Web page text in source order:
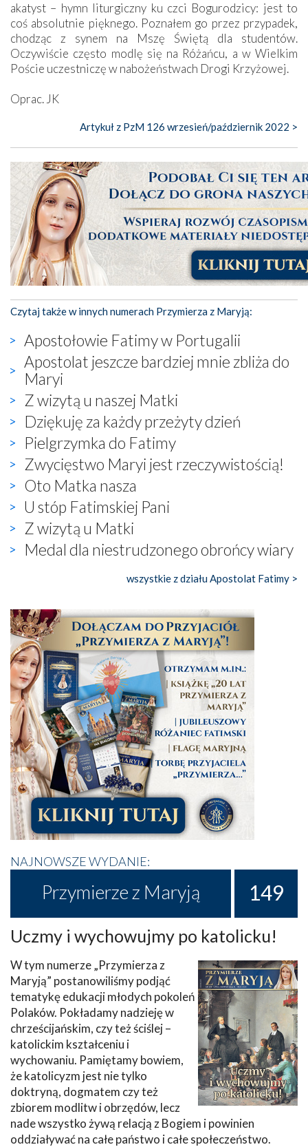
akatyst – hymn liturgiczny ku czci Bogurodzicy: jest to
coś absolutnie pięknego. Poznałem go przez przypadek,
chodząc z synem na Mszę Świętą dla studentów.
Oczywiście często modlę się na Różańcu, a w Wielkim
Poście uczestniczę w nabożeństwach Drogi Krzyżowej.
Oprac. JK
Artykuł z PzM 126 wrzesień/październik 2022 >
Czytaj także w innych numerach Przymierza z Maryją:
Apostołowie Fatimy w Portugalii
Apostolat jeszcze bardziej mnie zbliża do
Maryi
Z wizytą u naszej Matki
Dziękuję za każdy przeżyty dzień
Pielgrzymka do Fatimy
Zwycięstwo Maryi jest rzeczywistością!
Oto Matka nasza
U stóp Fatimskiej Pani
Z wizytą u Matki
Medal dla niestrudzonego obrońcy wiary
wszystkie z działu Apostolat Fatimy >
NAJNOWSZE WYDANIE:
Przymierze z Maryją 149
Uczmy i wychowujmy po katolicku!
W tym numerze „Przymierza z
Maryją” postanowiliśmy podjąć
tematykę edukacji młodych pokoleń
Polaków. Pokładamy nadzieję w
chrześcijańskim, czy też ściślej –
katolickim kształceniu i
wychowaniu. Pamiętamy bowiem,
że katolicyzm jest nie tylko
doktryną, dogmatem czy też
zbiorem modlitw i obrzędów, lecz
nade wszystko żywą relacją z Bogiem i powinien
oddziaływać na całe państwo i całe społeczeństwo.